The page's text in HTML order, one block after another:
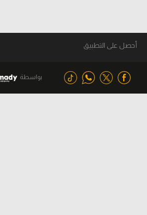
أحصل على التطبيق
بواسطة